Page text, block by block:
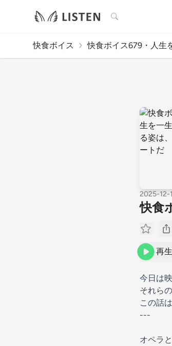
検索
快食ボイス 快食ボイス679・人生
2025-12-
快食
再生
今日は
それら
この話
---
オペラ